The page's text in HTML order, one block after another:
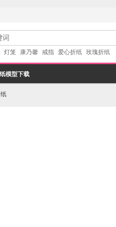
灯笼 康乃馨 戒指 爱心折纸 玫瑰折纸
纸模型下载